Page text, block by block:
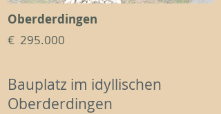
Oberderdingen
€ 295.000
Bauplatz im idyllischen
Oberderdingen